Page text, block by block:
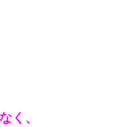
く、